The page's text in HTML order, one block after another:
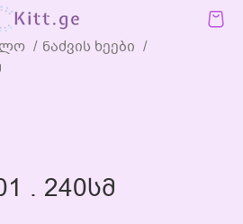
ნაძვის ხეები
. 240სმ